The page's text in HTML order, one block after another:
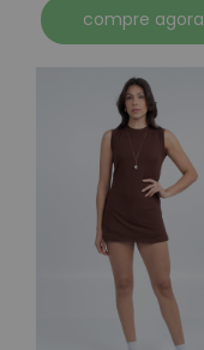
compre agora